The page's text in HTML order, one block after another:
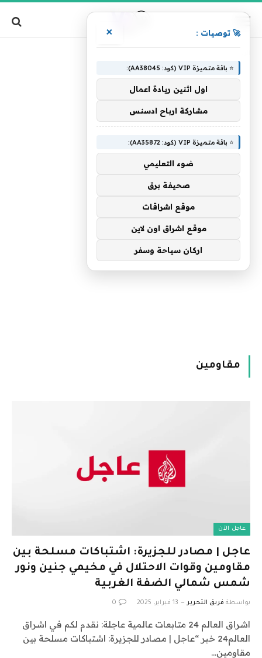
مقاومين
عاجل الآن
عاجل | مصادر للجزيرة: اشتباكات مسلحة بين
مقاومين وقوات الاحتلال في مخيمي جنين ونور
شمس شمالي الضفة الغربية
بواسطة فريق التحرير 13 فبراير، 2025 0
اشراق العالم 24 متابعات عالمية عاجلة: نقدم لكم في اشراق
العالم24 خبر “عاجل | مصادر للجزيرة: اشتباكات مسلحة بين
مقاومين…
🚀 توصيات : ×
⭐ باقة متميزة VIP (كود: AA38045):
اول اثنين ريادة اعمال
مشاركة ارباح ادسنس
⭐ باقة متميزة VIP (كود: AA35872):
ضوء التعليمي
صحيفة برق
موقع اشراقات
موقع اشراق اون لاين
اركان سياحة وسفر